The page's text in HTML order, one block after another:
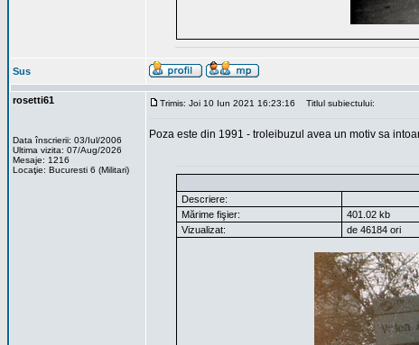
Sus
rosetti61
Data înscrierii: 03/Iul/2006
Ultima vizita: 07/Aug/2026
Mesaje: 1216
Locaţie: Bucuresti 6 (Militari)
Trimis: Joi 10 Iun 2021 16:23:16 Titlul subiectului:
Poza este din 1991 - troleibuzul avea un motiv sa
Descriere:
Mărime fişier:
401.02 kb
Vizualizat:
de 46184 ori